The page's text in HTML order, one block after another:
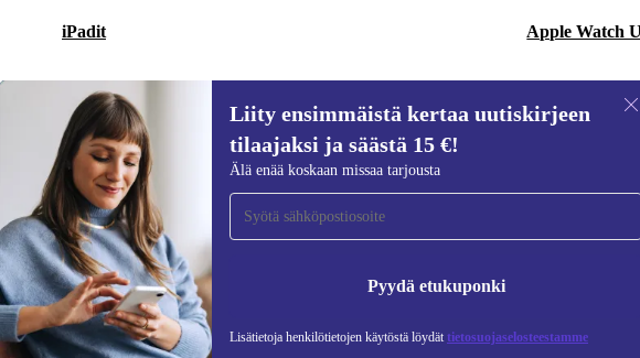
iPadit Apple Watch
Liity ensimmäistä kertaa uutiskirjeen
tilaajaksi ja säästä 15 €!
Älä enää koskaan missaa tarjousta
Pyydä etukuponki
Lisätietoja henkilötietojen käytöstä löydät tietosuojaselosteestamme
Liity ensimmäistä kertaa uutiskirjeen
tilaajaksi ja säästä 15 €!
Älä missaa enää yhtäkään tarjousta.
Lisätietoja
REFURBED SUOMI - RETHINK NEW.